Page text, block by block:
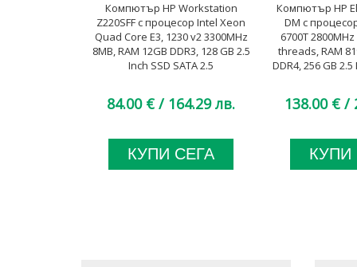
Компютър HP Workstation
Z220SFF с процесор Intel Xeon
Quad Core E3, 1230 v2 3300MHz
8MB, RAM 12GB DDR3, 128 GB 2.5
Inch SSD SATA 2.5
84.00 € / 164.29 лв.
КУПИ СЕГА
Компютър HP
DM с
6700T
threads, RAM
DDR4, 256 GB
138.00 € /
КУПИ